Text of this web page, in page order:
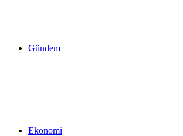
Gündem
Ekonomi